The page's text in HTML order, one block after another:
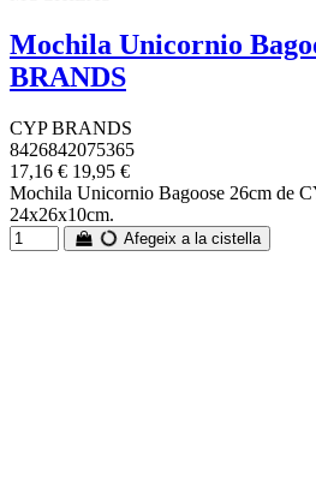
Mochila Unicornio
BRANDS
CYP BRANDS
8426842075365
17,16 € 19,95 €
Mochila Unicornio Bagoose 26cm de
24x26x10cm.
Afegeix a la cistella